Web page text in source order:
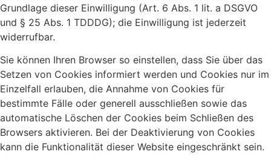
Grundlage dieser Einwilligung (Art. 6 Abs. 1 lit. a DSGVO
und § 25 Abs. 1 TDDDG); die Einwilligung ist jederzeit
widerrufbar.
Sie können Ihren Browser so einstellen, dass Sie über das
Setzen von Cookies informiert werden und Cookies nur im
Einzelfall erlauben, die Annahme von Cookies für
bestimmte Fälle oder generell ausschließen sowie das
automatische Löschen der Cookies beim Schließen des
Browsers aktivieren. Bei der Deaktivierung von Cookies
kann die Funktionalität dieser Website eingeschränkt sein.